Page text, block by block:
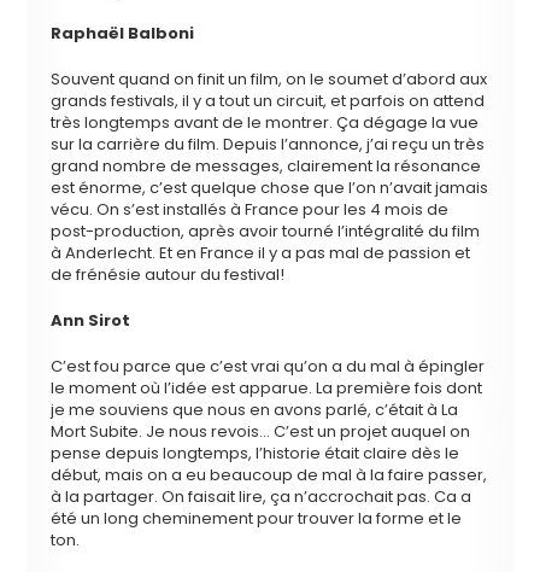
Raphaël Balboni
Souvent quand on finit un film, on le soumet d’abord aux
grands festivals, il y a tout un circuit, et parfois on attend
très longtemps avant de le montrer. Ça dégage la vue
sur la carrière du film. Depuis l’annonce, j’ai reçu un très
grand nombre de messages, clairement la résonance
est énorme, c’est quelque chose que l’on n’avait jamais
vécu. On s’est installés à France pour les 4 mois de
post-production, après avoir tourné l’intégralité du film
à Anderlecht. Et en France il y a pas mal de passion et
de frénésie autour du festival!
Ann Sirot
C’est fou parce que c’est vrai qu’on a du mal à épingler
le moment où l’idée est apparue. La première fois dont
je me souviens que nous en avons parlé, c’était à La
Mort Subite. Je nous revois… C’est un projet auquel on
pense depuis longtemps, l’historie était claire dès le
début, mais on a eu beaucoup de mal à la faire passer,
à la partager. On faisait lire, ça n’accrochait pas. Ca a
été un long cheminement pour trouver la forme et le
ton.